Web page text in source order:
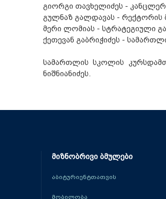
გიორგი თავხელიძეს -
გულნაზ გალდავას -
მერი ლომიას - სტრატეგიული
ქეთევან გაბრიჭიძეს -
სამართლის სკოლის
ნიშნიანიძეს.
მიზნობრივი ბმულები
აბიტურიენტთათვის
მობილობა